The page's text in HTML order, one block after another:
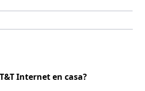
Internet en casa?